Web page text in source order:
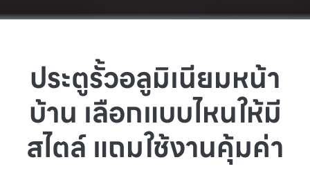
ประตูรั้วอลูมิเนียมหน้า
บ้าน เลือกแบบไหนให้มี
สไตล์ แถมใช้งานคุ้มค่า